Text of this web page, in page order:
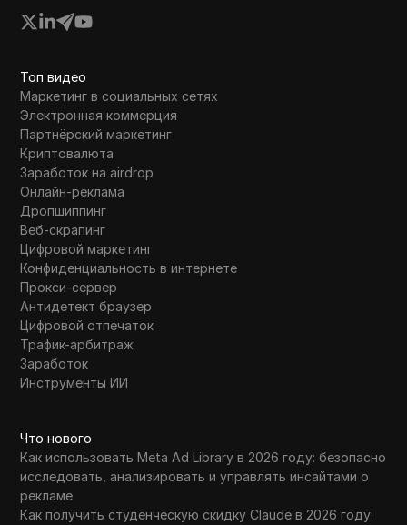
Топ видео
Маркетинг в социальных сетях
Электронная коммерция
Партнёрский маркетинг
Криптовалюта
Заработок на airdrop
Онлайн-реклама
Дропшиппинг
Веб-скрапинг
Цифровой маркетинг
Конфиденциальность в интернете
Прокси-сервер
Антидетект браузер
Цифровой отпечаток
Трафик-арбитраж
Заработок
Инструменты ИИ
Что нового
Как использовать Meta Ad Library в 2026 году: безопасно
исследовать, анализировать и управлять инсайтами о
рекламе
Как получить студенческую скидку Claude в 2026 году: